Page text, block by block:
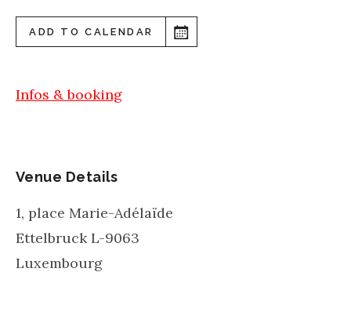
ADD TO CALENDAR
Infos & booking
Venue Details
1, place Marie-Adélaïde
Ettelbruck L-9063
Luxembourg